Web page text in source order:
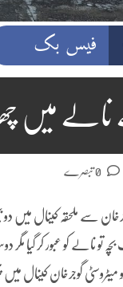
فیس بک
نالے میں
گوجرخان کینال